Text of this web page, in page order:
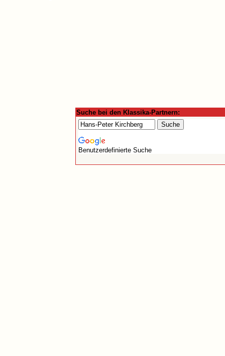
Suche bei den Klassika-Partnern:
Benutzerdefinierte Suche